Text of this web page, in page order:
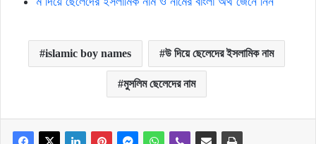
islamic boy names উ দিয়ে ছেলেদের ইসলামিক নাম
মুসলিম ছেলেদের নাম